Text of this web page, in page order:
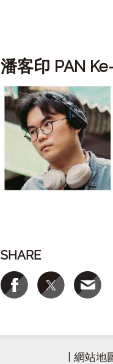
潘客印 PAN
SHARE
網站地